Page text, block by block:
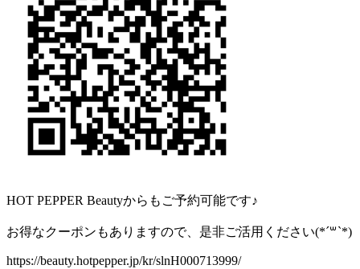
HOT PEPPER Beautyからもご予約可能です♪
お得なクーポンもありますので、是非ご活用ください(*´꒳`*)
https://beauty.hotpepper.jp/kr/slnH000713999/